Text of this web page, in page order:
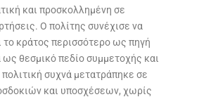
και προσκολλημένη σε
Ο πολίτης συνέχισε να
το κράτος περισσότερο ως πηγή
θεσμικό πεδίο συμμετοχής και
συχνά μετατράπηκε σε
και υποσχέσεων, χωρίς